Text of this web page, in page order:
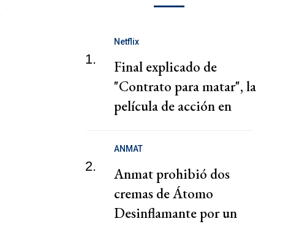
1.
Netflix
Final explicado de
"Contrato para matar", la
película de acción en
2.
ANMAT
Anmat prohibió dos
cremas de Átomo
Desinflamante por un